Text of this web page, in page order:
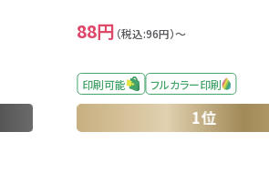
88円 （税込:96円）～
印刷可能 フルカラー印刷
1位